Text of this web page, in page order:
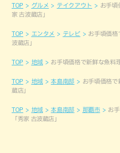
TOP グルメ テイクアウト
お手頃
家 古波蔵店」
TOP エンタメ テレビ
お手頃価格
波蔵店」
TOP 地域 お手頃価格で新鮮な魚料
TOP 地域 本島南部
お手頃価格で
蔵店」
TOP 地域 本島南部 那覇市
お
「秀家 古波蔵店」